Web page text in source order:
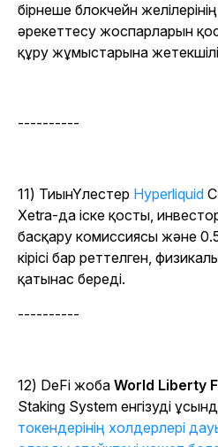
бірнеше блокчейн
әрекеттесу жоспарларын
құру жұмыстарына
----------
11) ТиынҮлестер Hyperliquid
Xetra-да іске қосты,
басқару комиссиясы және
кірісі бар реттелген,
қатынас береді.
----------
12) DeFi жоба World Liberty
Staking System енгізуді
токендерінің холдерлері